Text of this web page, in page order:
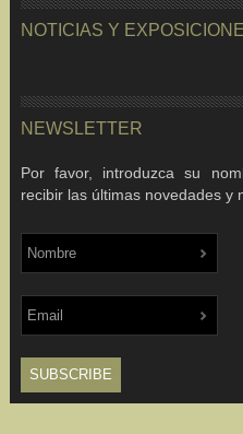
NOTICIAS Y
NEWSLETTER
Por favor, introduzca su
recibir las últimas novedades y